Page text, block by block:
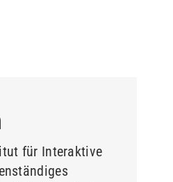
für Interaktive